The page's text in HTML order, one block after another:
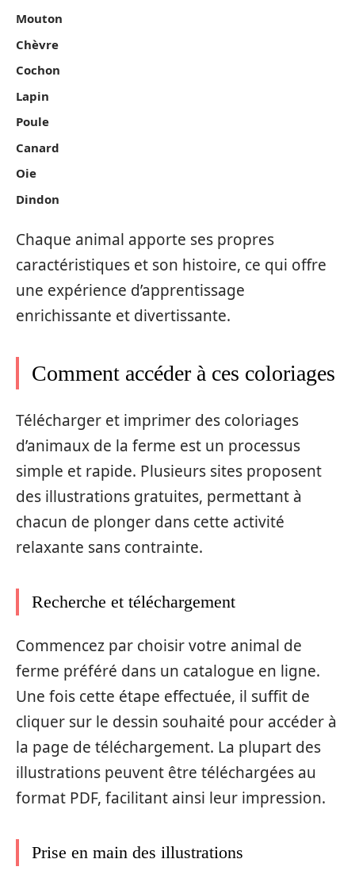
Mouton
Chèvre
Cochon
Lapin
Poule
Canard
Oie
Dindon
Chaque animal apporte ses propres
caractéristiques et son histoire, ce qui offre
une expérience d’apprentissage
enrichissante et divertissante.
Comment accéder à ces coloriages
Télécharger et imprimer des coloriages
d’animaux de la ferme est un processus
simple et rapide. Plusieurs sites proposent
des illustrations gratuites, permettant à
chacun de plonger dans cette activité
relaxante sans contrainte.
Recherche et téléchargement
Commencez par choisir votre animal de
ferme préféré dans un catalogue en ligne.
Une fois cette étape effectuée, il suffit de
cliquer sur le dessin souhaité pour accéder à
la page de téléchargement. La plupart des
illustrations peuvent être téléchargées au
format PDF, facilitant ainsi leur impression.
Prise en main des illustrations